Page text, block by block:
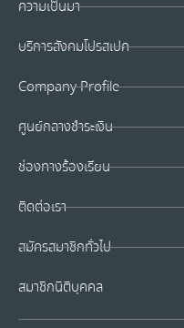
ความเป็นมา
บริการสังคมโปรสเปค
Company Profile
ศูนย์กลางชำระเงิน
ช่องทางร้องเรียน
ติดต่อเรา
สมัครสมาชิกทั่วไป
สมาชิกนิติบุคคล